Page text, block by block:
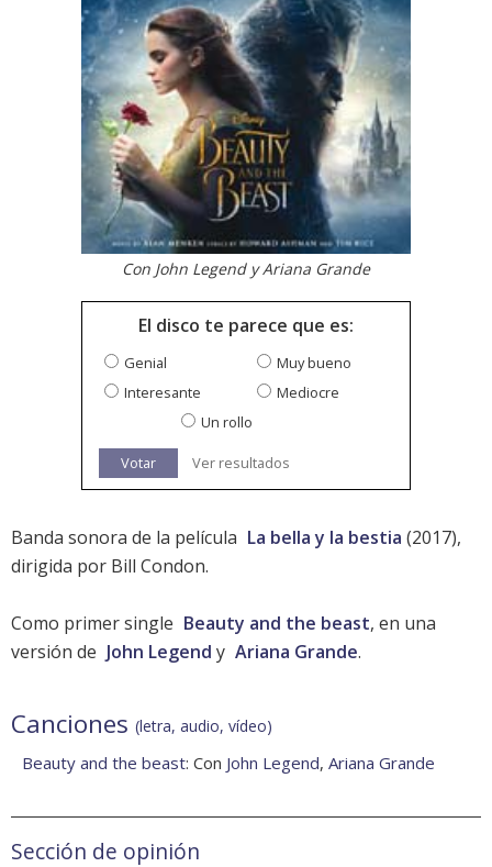
Con John Legend y Ariana Grande
El disco te parece que es:
Genial
Muy bueno
Interesante
Mediocre
Un rollo
Votar Ver resultados
Banda sonora de la película La bella y la bestia (2017),
dirigida por Bill Condon.
Como primer single Beauty and the beast, en una
versión de John Legend y Ariana Grande.
Canciones (letra, audio, vídeo)
Beauty and the beast: Con John Legend, Ariana Grande
Sección de opinión